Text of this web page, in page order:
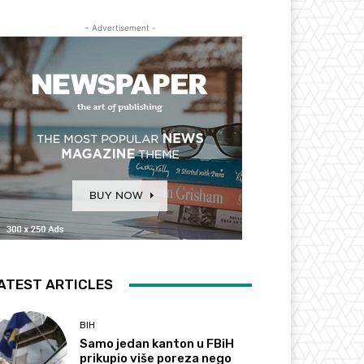
- Advertisement -
ARTICLES
BIH
Samo jedan kanton u FBiH
prikupio više poreza nego